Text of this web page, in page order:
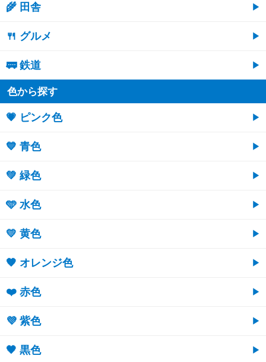
🌾 田舎
🍴 グルメ
🚃 鉄道
色から探す
💗 ピンク色
💙 青色
💚 緑色
🩵 水色
💛 黄色
🧡 オレンジ色
❤️ 赤色
💜 紫色
🖤 黒色